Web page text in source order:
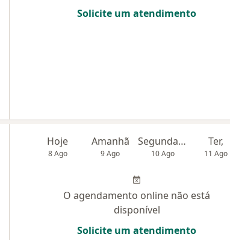
Solicite um atendimento
Hoje
8 Ago
Amanhã
9 Ago
Segunda-feira
10 Ago
Ter,
11 Ago
O agendamento online não está
disponível
Solicite um atendimento